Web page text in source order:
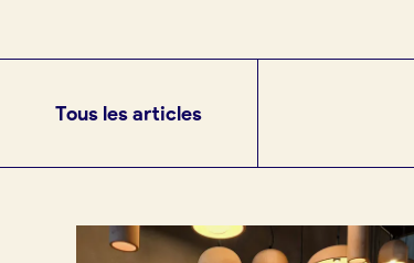
Tous les articles